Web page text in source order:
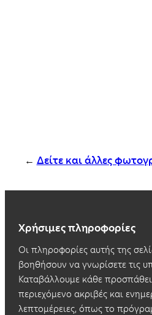
← Δείτε και άλλες
Χρήσιμες πληροφορίες
Οι πληροφορίες αυτής της
βοηθήσουν να γνωρίσετε τις
Καταβάλλουμε κάθε
περιεχόμενο ακριβές και
λεπτομέρειες, όπως το